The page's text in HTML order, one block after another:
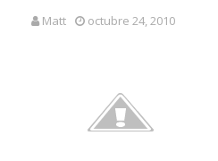
Matt octubre 24, 2010